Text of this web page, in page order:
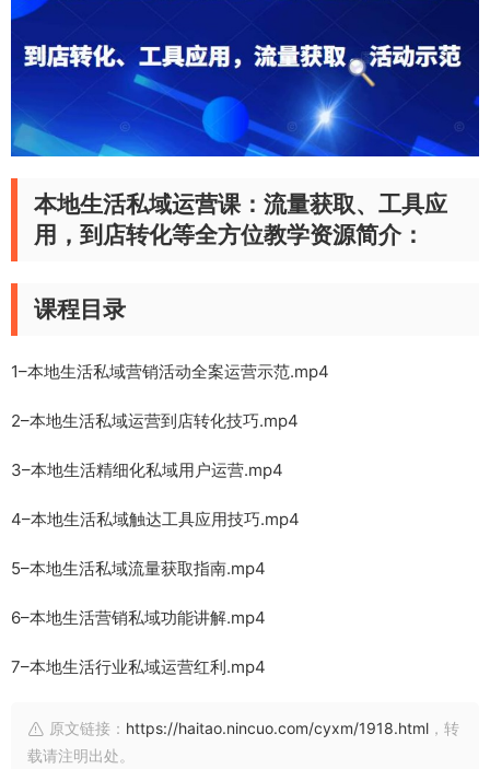
本地生活私域运营课：流量获取、工具应
用，到店转化等全方位教学资源简介：
课程目录
1–本地生活私域营销活动全案运营示范.mp4
2–本地生活私域运营到店转化技巧.mp4
3–本地生活精细化私域用户运营.mp4
4–本地生活私域触达工具应用技巧.mp4
5–本地生活私域流量获取指南.mp4
6–本地生活营销私域功能讲解.mp4
7–本地生活行业私域运营红利.mp4
原文链接： https://haitao.nincuo.com/cyxm/1918.html ，转
载请注明出处。